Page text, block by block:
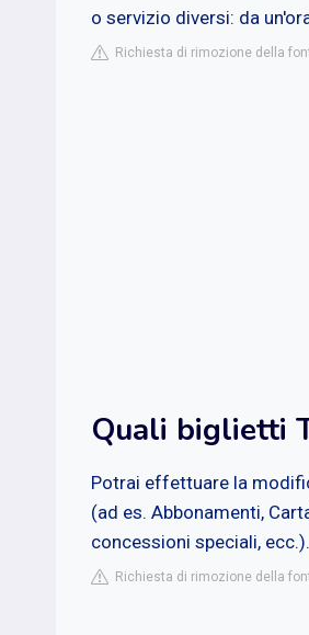
o servizio diversi: da
Richiesta di rimozione della
Quali biglietti
Potrai effettuare la
(ad es. Abbonamenti,
concessioni speciali, ecc.).
Richiesta di rimozione della